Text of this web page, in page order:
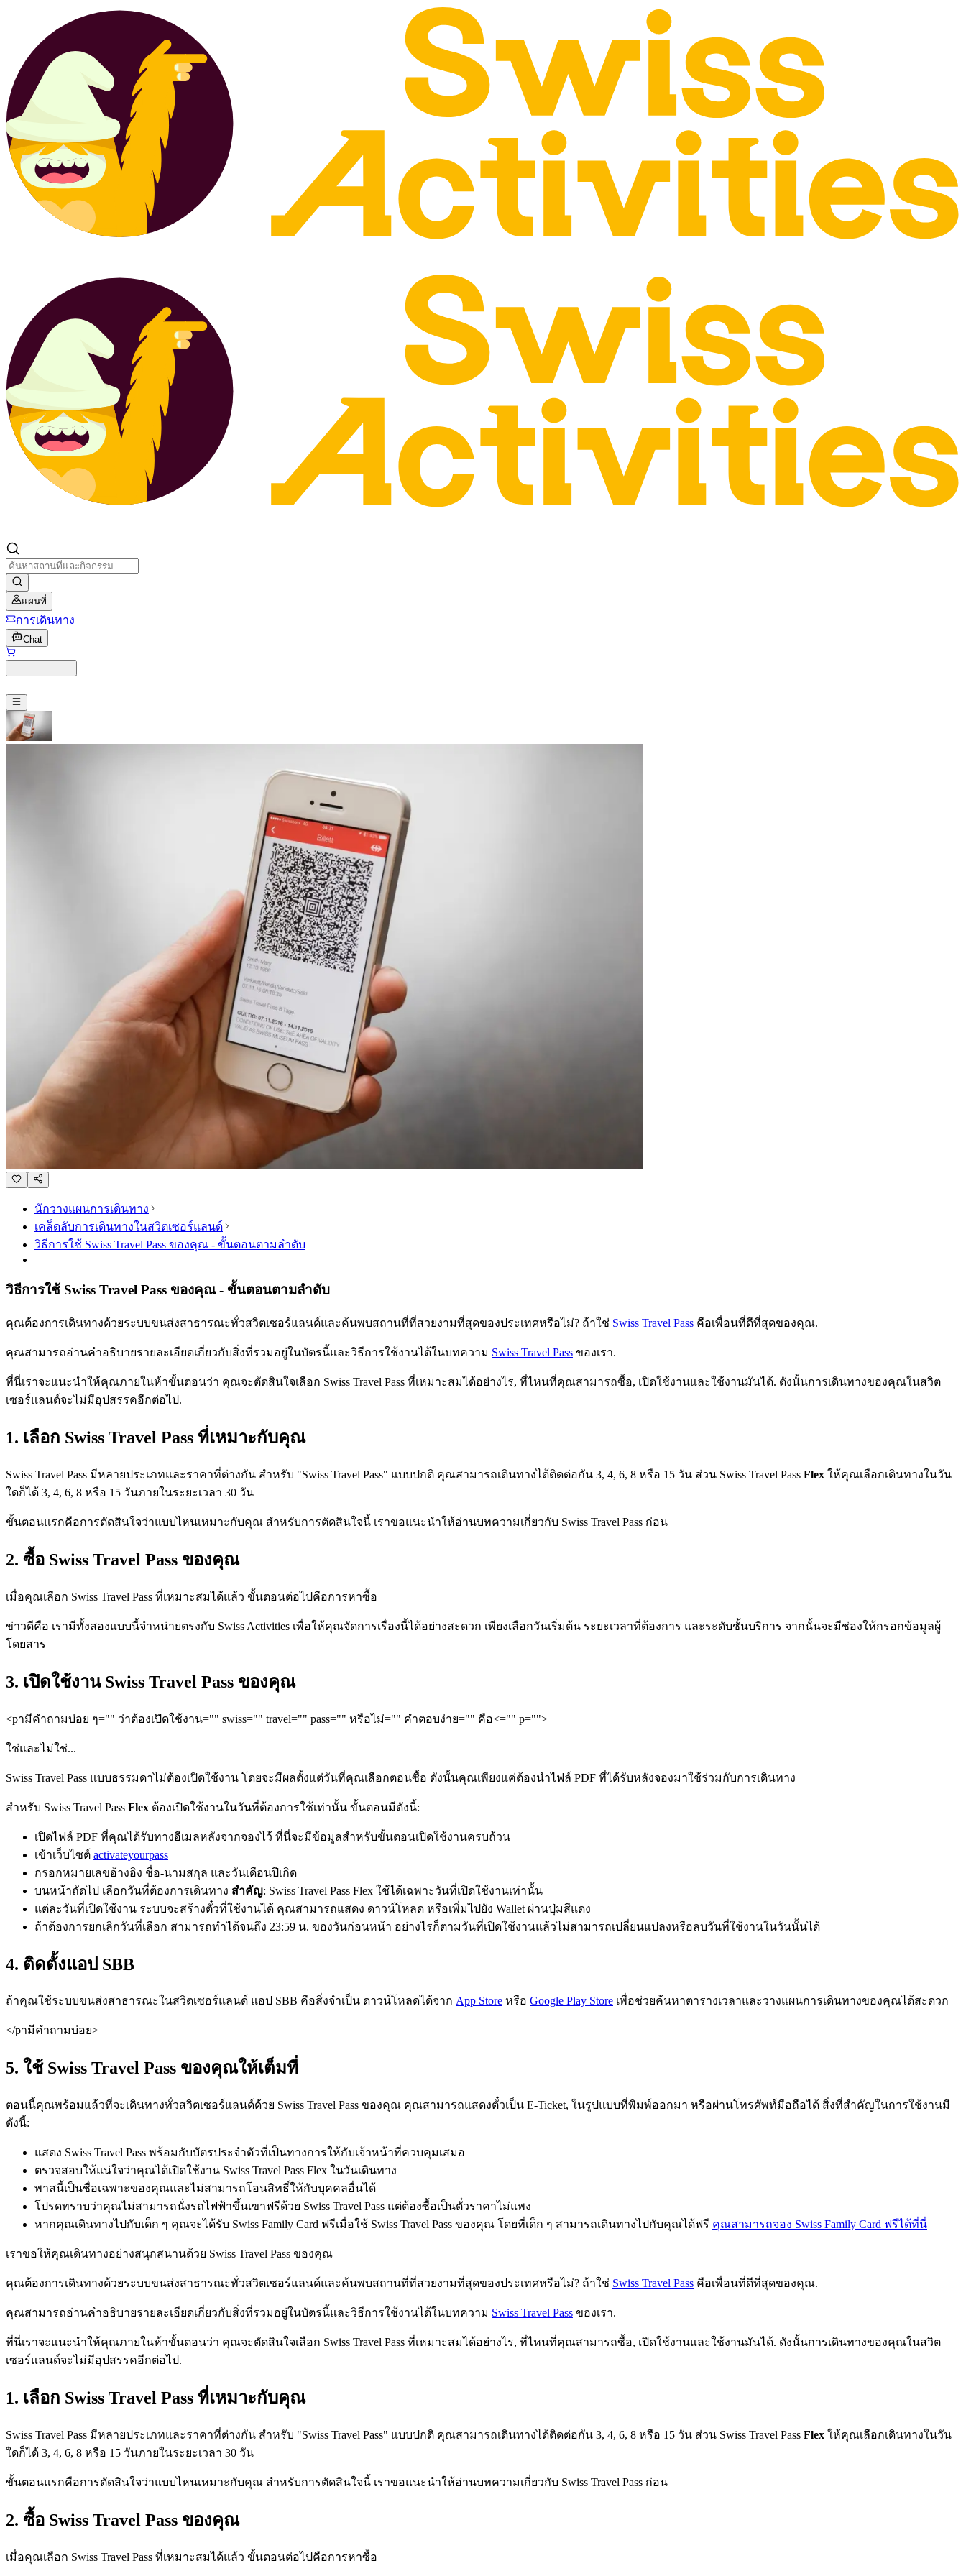
แผนที่
การเดินทาง
Chat
นักวางแผนการเดินทาง
เคล็ดลับการเดินทางในสวิตเซอร์แลนด์
วิธีการใช้ Swiss Travel Pass ของคุณ - ขั้นตอนตามลำดับ
วิธีการใช้ Swiss Travel Pass ของคุณ - ขั้นตอนตามลำดับ
คุณต้องการเดินทางด้วยระบบขนส่งสาธารณะทั่วสวิตเซอร์แลนด์และค้นพบสถานที่ที่สวยงามที่สุดของประเทศหรือไม่? ถ้าใช่ Swiss Travel Pass คือเพื่อนที่ดีที่สุดของคุณ.
คุณสามารถอ่านคำอธิบายรายละเอียดเกี่ยวกับสิ่งที่รวมอยู่ในบัตรนี้และวิธีการใช้งานได้ในบทความ Swiss Travel Pass ของเรา.
ที่นี่เราจะแนะนำให้คุณภายในห้าขั้นตอนว่า คุณจะตัดสินใจเลือก Swiss Travel Pass ที่เหมาะสมได้อย่างไร, ที่ไหนที่คุณสามารถซื้อ, เปิดใช้งานและใช้งานมันได้. ดังนั้นการเดินทางของคุณในสวิต
เซอร์แลนด์จะไม่มีอุปสรรคอีกต่อไป.
1. เลือก Swiss Travel Pass ที่เหมาะกับคุณ
Swiss Travel Pass มีหลายประเภทและราคาที่ต่างกัน สำหรับ "Swiss Travel Pass" แบบปกติ คุณสามารถเดินทางได้ติดต่อกัน 3, 4, 6, 8 หรือ 15 วัน ส่วน Swiss Travel Pass Flex ให้คุณเลือกเดินทางในวัน
ใดก็ได้ 3, 4, 6, 8 หรือ 15 วันภายในระยะเวลา 30 วัน
ขั้นตอนแรกคือการตัดสินใจว่าแบบไหนเหมาะกับคุณ สำหรับการตัดสินใจนี้ เราขอแนะนำให้อ่านบทความเกี่ยวกับ Swiss Travel Pass ก่อน
2. ซื้อ Swiss Travel Pass ของคุณ
เมื่อคุณเลือก Swiss Travel Pass ที่เหมาะสมได้แล้ว ขั้นตอนต่อไปคือการหาซื้อ
ข่าวดีคือ เรามีทั้งสองแบบนี้จำหน่ายตรงกับ Swiss Activities เพื่อให้คุณจัดการเรื่องนี้ได้อย่างสะดวก เพียงเลือกวันเริ่มต้น ระยะเวลาที่ต้องการ และระดับชั้นบริการ จากนั้นจะมีช่องให้กรอกข้อมูลผู้
โดยสาร
3. เปิดใช้งาน Swiss Travel Pass ของคุณ
<pามีคำถามบ่อย ๆ="" ว่าต้องเปิดใช้งาน="" swiss="" travel="" pass="" หรือไม่="" คำตอบง่าย="" คือ<="" p="">
ใช่และไม่ใช่...
Swiss Travel Pass แบบธรรมดาไม่ต้องเปิดใช้งาน โดยจะมีผลตั้งแต่วันที่คุณเลือกตอนซื้อ ดังนั้นคุณเพียงแค่ต้องนำไฟล์ PDF ที่ได้รับหลังจองมาใช้ร่วมกับการเดินทาง
สำหรับ Swiss Travel Pass Flex ต้องเปิดใช้งานในวันที่ต้องการใช้เท่านั้น ขั้นตอนมีดังนี้:
เปิดไฟล์ PDF ที่คุณได้รับทางอีเมลหลังจากจองไว้ ที่นี่จะมีข้อมูลสำหรับขั้นตอนเปิดใช้งานครบถ้วน
เข้าเว็บไซต์ activateyourpass
กรอกหมายเลขอ้างอิง ชื่อ-นามสกุล และวันเดือนปีเกิด
บนหน้าถัดไป เลือกวันที่ต้องการเดินทาง สำคัญ: Swiss Travel Pass Flex ใช้ได้เฉพาะวันที่เปิดใช้งานเท่านั้น
แต่ละวันที่เปิดใช้งาน ระบบจะสร้างตั๋วที่ใช้งานได้ คุณสามารถแสดง ดาวน์โหลด หรือเพิ่มไปยัง Wallet ผ่านปุ่มสีแดง
ถ้าต้องการยกเลิกวันที่เลือก สามารถทำได้จนถึง 23:59 น. ของวันก่อนหน้า อย่างไรก็ตามวันที่เปิดใช้งานแล้วไม่สามารถเปลี่ยนแปลงหรือลบวันที่ใช้งานในวันนั้นได้
4. ติดตั้งแอป SBB
ถ้าคุณใช้ระบบขนส่งสาธารณะในสวิตเซอร์แลนด์ แอป SBB คือสิ่งจำเป็น ดาวน์โหลดได้จาก App Store หรือ Google Play Store เพื่อช่วยค้นหาตารางเวลาและวางแผนการเดินทางของคุณได้สะดวก
</pามีคำถามบ่อย>
5. ใช้ Swiss Travel Pass ของคุณให้เต็มที่
ตอนนี้คุณพร้อมแล้วที่จะเดินทางทั่วสวิตเซอร์แลนด์ด้วย Swiss Travel Pass ของคุณ คุณสามารถแสดงตั๋วเป็น E-Ticket, ในรูปแบบที่พิมพ์ออกมา หรือผ่านโทรศัพท์มือถือได้ สิ่งที่สำคัญในการใช้งานมี
ดังนี้:
แสดง Swiss Travel Pass พร้อมกับบัตรประจำตัวที่เป็นทางการให้กับเจ้าหน้าที่ควบคุมเสมอ
ตรวจสอบให้แน่ใจว่าคุณได้เปิดใช้งาน Swiss Travel Pass Flex ในวันเดินทาง
พาสนี้เป็นชื่อเฉพาะของคุณและไม่สามารถโอนสิทธิ์ให้กับบุคคลอื่นได้
โปรดทราบว่าคุณไม่สามารถนั่งรถไฟฟ้าขึ้นเขาฟรีด้วย Swiss Travel Pass แต่ต้องซื้อเป็นตั๋วราคาไม่แพง
หากคุณเดินทางไปกับเด็ก ๆ คุณจะได้รับ Swiss Family Card ฟรีเมื่อใช้ Swiss Travel Pass ของคุณ โดยที่เด็ก ๆ สามารถเดินทางไปกับคุณได้ฟรี คุณสามารถจอง Swiss Family Card ฟรีได้ที่นี่
เราขอให้คุณเดินทางอย่างสนุกสนานด้วย Swiss Travel Pass ของคุณ
คุณต้องการเดินทางด้วยระบบขนส่งสาธารณะทั่วสวิตเซอร์แลนด์และค้นพบสถานที่ที่สวยงามที่สุดของประเทศหรือไม่? ถ้าใช่ Swiss Travel Pass คือเพื่อนที่ดีที่สุดของคุณ.
คุณสามารถอ่านคำอธิบายรายละเอียดเกี่ยวกับสิ่งที่รวมอยู่ในบัตรนี้และวิธีการใช้งานได้ในบทความ Swiss Travel Pass ของเรา.
ที่นี่เราจะแนะนำให้คุณภายในห้าขั้นตอนว่า คุณจะตัดสินใจเลือก Swiss Travel Pass ที่เหมาะสมได้อย่างไร, ที่ไหนที่คุณสามารถซื้อ, เปิดใช้งานและใช้งานมันได้. ดังนั้นการเดินทางของคุณในสวิต
เซอร์แลนด์จะไม่มีอุปสรรคอีกต่อไป.
1. เลือก Swiss Travel Pass ที่เหมาะกับคุณ
Swiss Travel Pass มีหลายประเภทและราคาที่ต่างกัน สำหรับ "Swiss Travel Pass" แบบปกติ คุณสามารถเดินทางได้ติดต่อกัน 3, 4, 6, 8 หรือ 15 วัน ส่วน Swiss Travel Pass Flex ให้คุณเลือกเดินทางในวัน
ใดก็ได้ 3, 4, 6, 8 หรือ 15 วันภายในระยะเวลา 30 วัน
ขั้นตอนแรกคือการตัดสินใจว่าแบบไหนเหมาะกับคุณ สำหรับการตัดสินใจนี้ เราขอแนะนำให้อ่านบทความเกี่ยวกับ Swiss Travel Pass ก่อน
2. ซื้อ Swiss Travel Pass ของคุณ
เมื่อคุณเลือก Swiss Travel Pass ที่เหมาะสมได้แล้ว ขั้นตอนต่อไปคือการหาซื้อ